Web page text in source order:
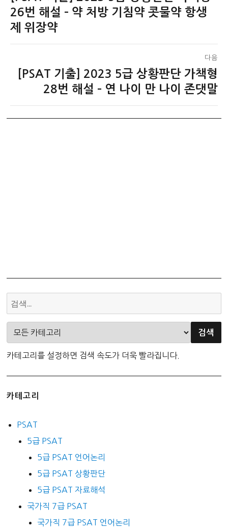
색
전
글:
26번 해설 – 약 처방 기침약 콧물약 항생
제 위장약
다음
[PSAT 기출] 2023 5급 상황판단 가책형
28번 해설 – 연 나이 만 나이 존댓말
카테고리를 설정하면 검색 속도가 더욱 빨라집니다.
카테고리
PSAT
5급 PSAT
5급 PSAT 언어논리
5급 PSAT 상황판단
5급 PSAT 자료해석
국가직 7급 PSAT
국가직 7급 PSAT 언어논리